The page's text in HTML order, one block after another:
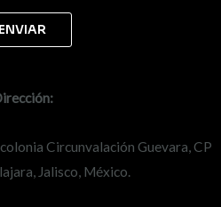
Circunvalación Guevara, CP
Jalisco, México.